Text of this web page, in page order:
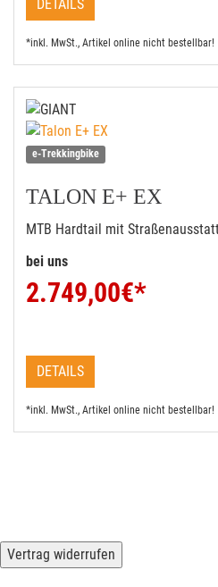
DETAILS
*inkl. MwSt., Artikel online nicht bestellbar!
e-Trekkingbike
TALON E+ EX
MTB Hardtail mit
bei uns
2.749,00€*
DETAILS
*inkl. MwSt., Artikel online nicht bestellbar!
Vertrag widerrufen